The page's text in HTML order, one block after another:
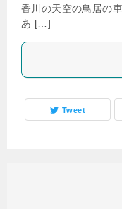
香川の天空の鳥居の
あ […]
Tweet